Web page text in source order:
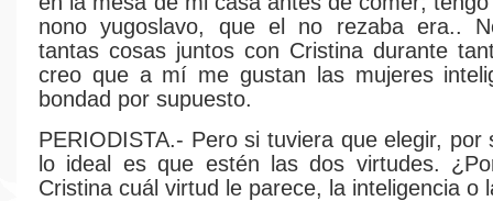
nono yugoslavo, que el no rezaba era..
tantas cosas juntos con Cristina durante
creo que a mí me gustan las mujeres
bondad por supuesto.
PERIODISTA.- Pero si tuviera que elegir, por
lo ideal es que estén las dos virtudes.
Cristina cuál virtud le parece, la inteligencia o